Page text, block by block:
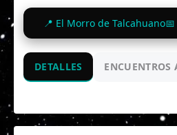
Vista previa
📍 El Morro de Talcahuano
DETALLES ENCUENTROS